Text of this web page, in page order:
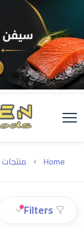
Home منتجات
Filters